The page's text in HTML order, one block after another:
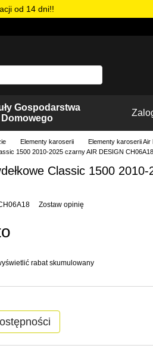
od 14 dni!!
Gospodarstwa
Domowego
Elementy karoserii
Elementy karoserii Air
1500 2010-2025 czarny AIR DESIGN CH06A18
Classic 1500
Zostaw opinię
rabat skumulowany